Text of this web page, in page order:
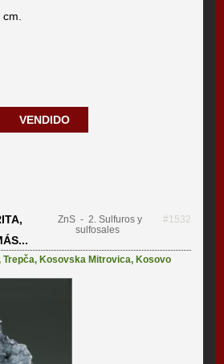
VENDIDO
ZnS - 2. Sulfuros y
sulfosales
#1532
Trepča, Kosovska Mitrovica, Kosovo